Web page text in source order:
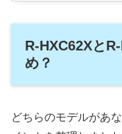
R-HXC62Xと
め？
どちらのモデルがあ